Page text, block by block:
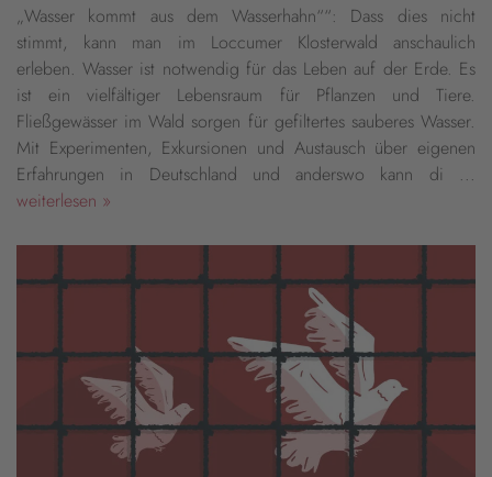
„Wasser kommt aus dem Wasserhahn““: Dass dies nicht
stimmt, kann man im Loccumer Klosterwald anschaulich
erleben. Wasser ist notwendig für das Leben auf der Erde. Es
ist ein vielfältiger Lebensraum für Pflanzen und Tiere.
Fließgewässer im Wald sorgen für gefiltertes sauberes Wasser.
Mit Experimenten, Exkursionen und Austausch über eigenen
Erfahrungen in Deutschland und anderswo kann di ...
weiterlesen »